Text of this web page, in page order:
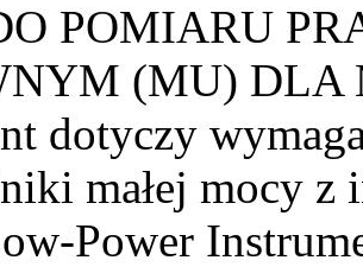
POMIARU
(MU) DLA
dotyczy
małej mocy
Power